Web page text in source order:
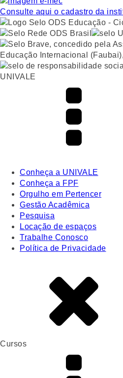
Consulte aqui o cadastro da
UNIVALE
Conheça a UNIVALE
Conheça a FPF
Orgulho em Pertencer
Gestão Acadêmica
Pesquisa
Locação de espaços
Trabalhe Conosco
Política de Privacidade
Cursos